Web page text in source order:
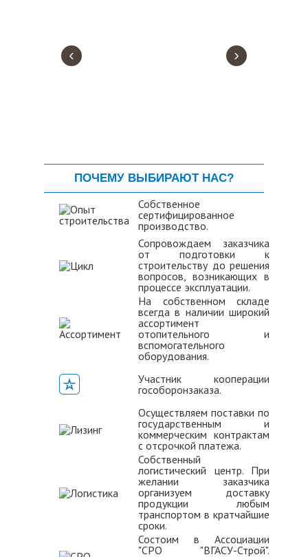
‹ ›
ПОЧЕМУ ВЫБИРАЮТ НАС?
Собственное
сертифицированное
производство.
Сопровождаем заказчика
от подготовки к
строительству до решения
вопросов, возникающих в
процессе эксплуатации.
На собственном складе
всегда в наличии широкий
ассортимент
отопительного и
вспомогательного
оборудования.
Участник кооперации
гособоронзаказа.
Осуществляем поставки по
государственным и
коммерческим контрактам
с отсрочкой платежа.
Собственный
логистический центр. При
желании заказчика
организуем доставку
продукции любым
транспортом в кратчайшие
сроки.
Состоим в Ассоциации
"СРО "ВГАСУ-Строй".